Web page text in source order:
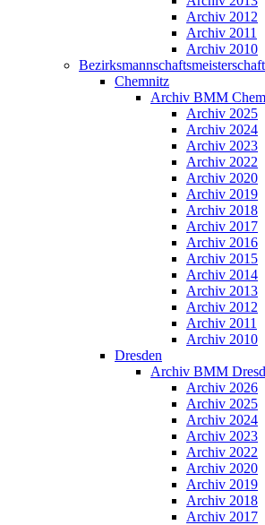
Archiv 2012
Archiv 2011
Archiv 2010
Chemnitz
Archiv BMM
Archiv 2025
Archiv 2024
Archiv 2023
Archiv 2022
Archiv 2020
Archiv 2019
Archiv 2018
Archiv 2017
Archiv 2016
Archiv 2015
Archiv 2014
Archiv 2013
Archiv 2012
Archiv 2011
Archiv 2010
Dresden
Archiv BMM
Archiv 2026
Archiv 2025
Archiv 2024
Archiv 2023
Archiv 2022
Archiv 2020
Archiv 2019
Archiv 2018
Archiv 2017